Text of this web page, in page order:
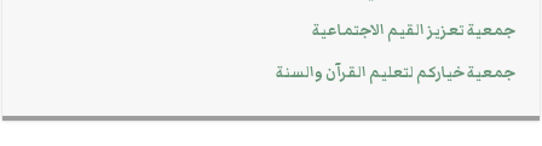
جمعية تعزيز القيم الاجتماعية
جمعية خياركم لتعليم القرآن والسنة